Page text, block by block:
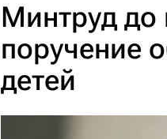
Минтруд до
поручение
детей